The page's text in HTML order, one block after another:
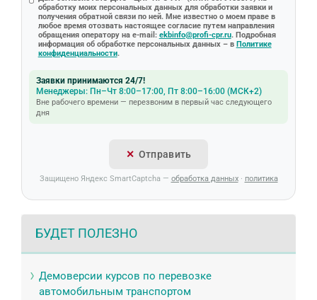
обработку моих персональных данных для обработки заявки и
получения обратной связи по ней. Мне известно о моем праве в
любое время отозвать настоящее согласие путем направления
обращения оператору на e-mail: ekbinfo@profi-cpr.ru. Подробная
информация об обработке персональных данных – в Политике
конфиденциальности.
Заявки принимаются 24/7!
Менеджеры: Пн–Чт 8:00–17:00, Пт 8:00–16:00 (МСК+2)
Вне рабочего времени — перезвоним в первый час следующего
дня
Отправить
Защищено Яндекс SmartCaptcha — обработка данных· политика
БУДЕТ ПОЛЕЗНО
Демоверсии курсов по перевозке
автомобильным транспортом